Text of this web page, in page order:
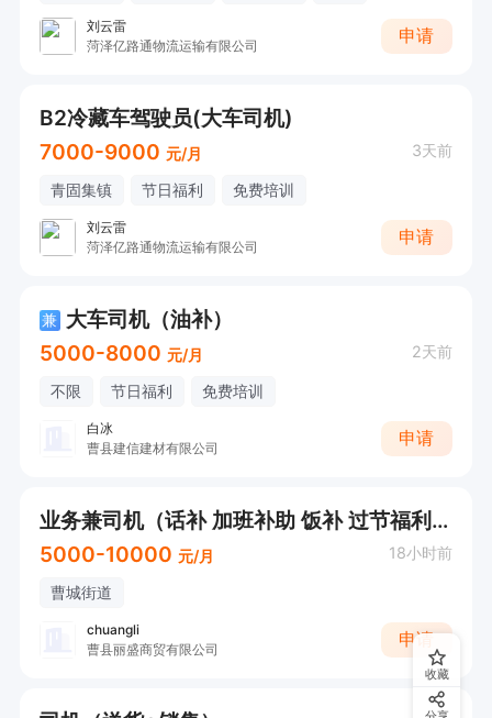
刘云雷
菏泽亿路通物流运输有限公司
申请
B2冷藏车驾驶员(大车司机)
7000-9000 元/月 3天前
青固集镇 节日福利 免费培训
刘云雷
菏泽亿路通物流运输有限公司
申请
兼 大车司机（油补）
5000-8000 元/月 2天前
不限 节日福利 免费培训
白冰
曹县建信建材有限公司
申请
业务兼司机（话补 加班补助 饭补 过节福利）
5000-10000 元/月 18小时前
曹城街道
chuangli
曹县丽盛商贸有限公司
申请
收藏